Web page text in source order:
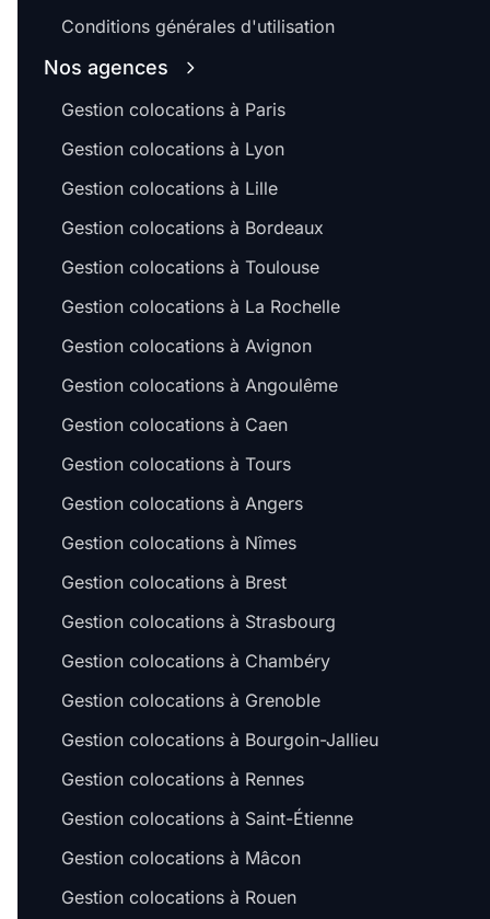
Conditions générales d'utilisation
Nos agences
Gestion colocations à Paris
Gestion colocations à Lyon
Gestion colocations à Lille
Gestion colocations à Bordeaux
Gestion colocations à Toulouse
Gestion colocations à La Rochelle
Gestion colocations à Avignon
Gestion colocations à Angoulême
Gestion colocations à Caen
Gestion colocations à Tours
Gestion colocations à Angers
Gestion colocations à Nîmes
Gestion colocations à Brest
Gestion colocations à Strasbourg
Gestion colocations à Chambéry
Gestion colocations à Grenoble
Gestion colocations à Bourgoin-Jallieu
Gestion colocations à Rennes
Gestion colocations à Saint-Étienne
Gestion colocations à Mâcon
Gestion colocations à Rouen